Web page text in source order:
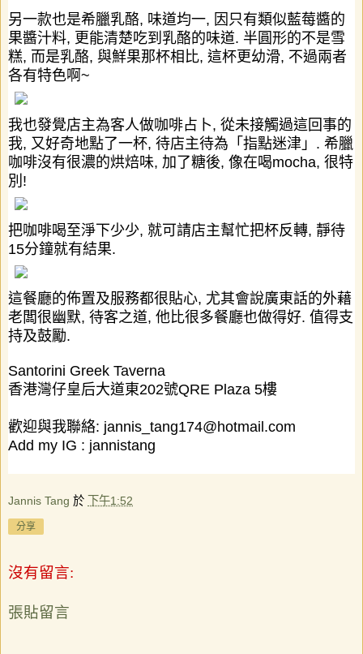
另一款也是希臘乳酪, 味道均一, 因只有類似藍莓醬的
果醬汁料, 更能清楚吃到乳酪的味道. 半圓形的不是雪
糕, 而是乳酪, 與鮮果那杯相比, 這杯更幼滑, 不過兩者
各有特色啊~
我也發覺店主為客人做咖啡占卜, 從未接觸過這回事的
我, 又好奇地點了一杯, 待店主待為「指點迷津」 . 希臘
咖啡沒有很濃的烘焙味, 加了糖後, 像在喝mocha, 很特
別 !
把咖啡喝至淨下少少, 就可請店主幫忙把杯反轉, 靜待
15分鐘就有結果.
這餐廳的佈置及服務都很貼心, 尤其會說廣東話的外藉
老闆很幽默, 待客之道, 他比很多餐廳也做得好. 值得支
持及鼓勵.
Santorini Greek Taverna
香港灣仔皇后大道東202號QRE Plaza 5樓
歡迎與我聯絡: jannis_tang174@hotmail.com
Add my IG : jannistang
Jannis Tang 於 下午1:52
分享
沒有留言:
張貼留言